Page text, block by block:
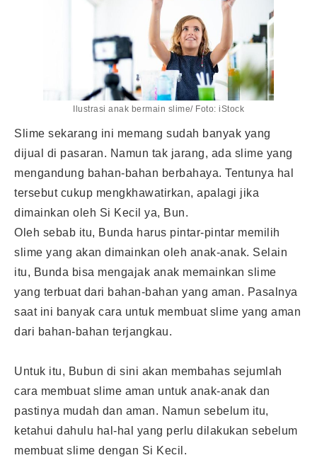
Ilustrasi anak bermain slime/ Foto: iStock
Slime sekarang ini memang sudah banyak yang
dijual di pasaran. Namun tak jarang, ada slime yang
mengandung bahan-bahan berbahaya. Tentunya hal
tersebut cukup mengkhawatirkan, apalagi jika
dimainkan oleh Si Kecil ya, Bun.
Oleh sebab itu, Bunda harus pintar-pintar memilih
slime yang akan dimainkan oleh anak-anak. Selain
itu, Bunda bisa mengajak anak memainkan slime
yang terbuat dari bahan-bahan yang aman. Pasalnya
saat ini banyak cara untuk membuat slime yang aman
dari bahan-bahan terjangkau.
Untuk itu, Bubun di sini akan membahas sejumlah
cara membuat slime aman untuk anak-anak dan
pastinya mudah dan aman. Namun sebelum itu,
ketahui dahulu hal-hal yang perlu dilakukan sebelum
membuat slime dengan Si Kecil.